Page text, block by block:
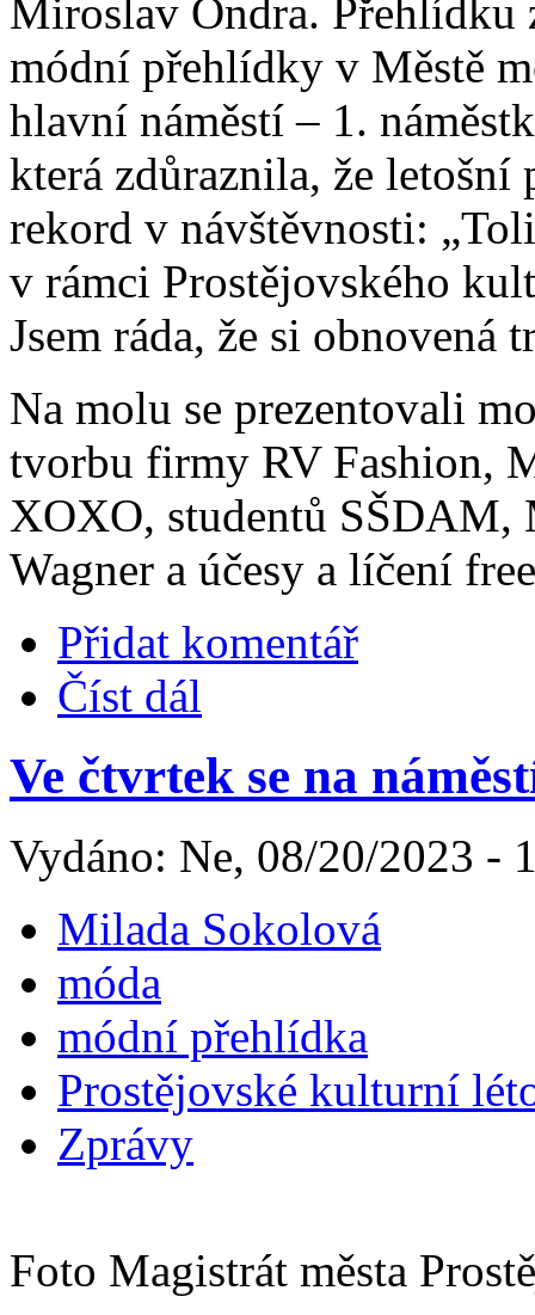
Miroslav Ondra. Přehlídku
módní přehlídky v Městě
hlavní náměstí – 1.
která zdůraznila, že
rekord v návštěvnosti:
v rámci Prostějovského
Jsem ráda, že si obnovená
Na molu se prezentovali
tvorbu firmy RV Fashion,
XOXO, studentů
Wagner a účesy a líčení
Přidat komentář
Číst dál
Ve čtvrtek se na
Vydáno: Ne, 08/20/2023 -
Milada Sokolová
móda
módní přehlídka
Prostějovské kulturní
Zprávy
Foto Magistrát města